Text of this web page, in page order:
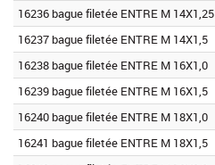
16236 bague filetée ENTRE M 14X1,25
16237 bague filetée ENTRE M 14X1,5
16238 bague filetée ENTRE M 16X1,0
16239 bague filetée ENTRE M 16X1,5
16240 bague filetée ENTRE M 18X1,0
16241 bague filetée ENTRE M 18X1,5